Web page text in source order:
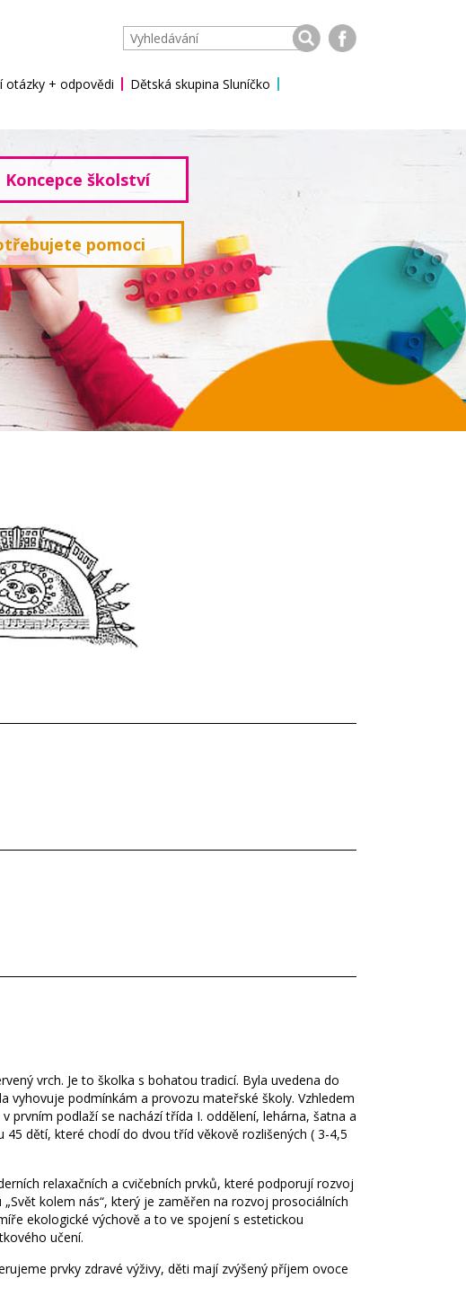
otázky + odpovědi
Dětská skupina Sluníčko
Koncepce školství
pomoci
vrch. Je to školka s bohatou tradicí. Byla uvedena do
vyhovuje podmínkám a provozu mateřské školy. Vzhledem
podlaží se nachází třída I. oddělení, lehárna, šatna a
dětí, které chodí do dvou tříd věkově rozlišených ( 3-4,5
relaxačních a cvičebních prvků, které podporují rozvoj
kolem nás“, který je zaměřen na rozvoj prosociálních
ekologické výchově a to ve spojení s estetickou
učení.
prvky zdravé výživy, děti mají zvýšený příjem ovoce